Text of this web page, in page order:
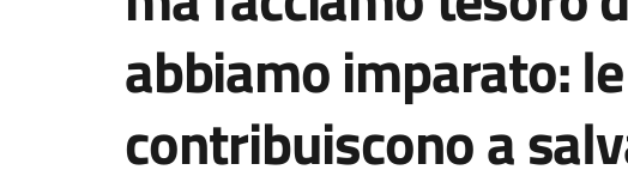
abbiamo imparato:
contribuiscono a